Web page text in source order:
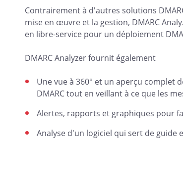
Contrairement à d'autres solutions
mise en œuvre et la gestion, DMARC
en libre-service pour un déploiement
DMARC Analyzer fournit également
Une vue à 360° et un aperçu complet
DMARC tout en veillant à ce que les
Alertes, rapports et graphiques pour
Analyse d'un logiciel qui sert de